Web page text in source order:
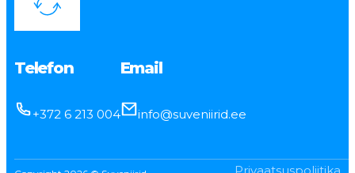
Telefon
+372 6 213 004
Email
info@suveniirid.ee